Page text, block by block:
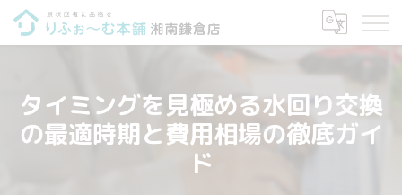
タイミングを見極める水回り交換
の最適時期と費用相場の徹底ガイ
ド